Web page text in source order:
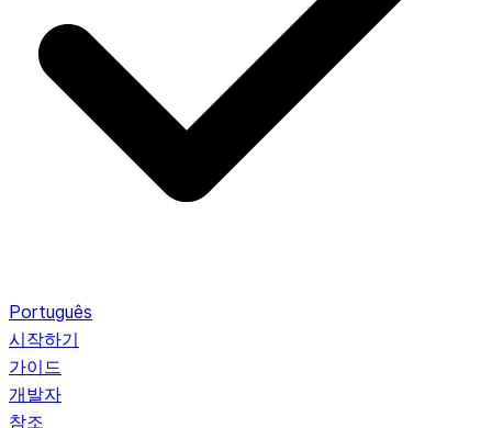
Português
시작하기
가이드
개발자
참조